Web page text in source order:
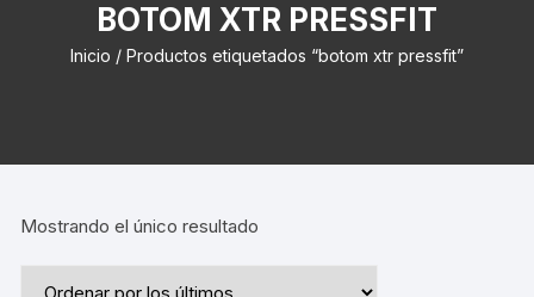
BOTOM XTR PRESSFIT
Inicio / Productos etiquetados “botom xtr pressfit”
Mostrando el único resultado